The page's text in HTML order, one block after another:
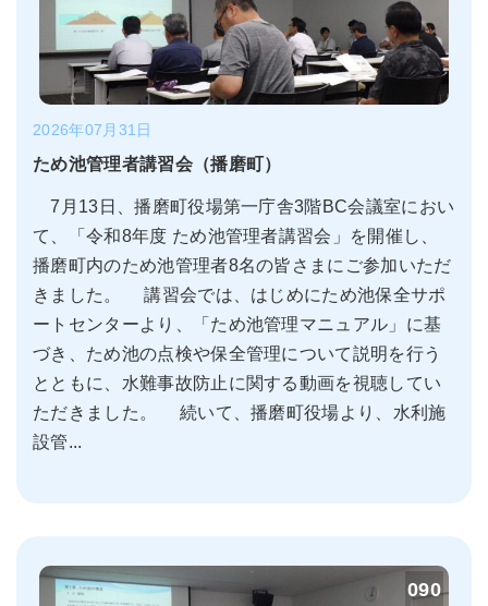
2026年07月31日
ため池管理者講習会（播磨町）
7月13日、播磨町役場第一庁舎3階BC会議室におい
て、「令和8年度 ため池管理者講習会」を開催し、
播磨町内のため池管理者8名の皆さまにご参加いただ
きました。 講習会では、はじめにため池保全サポ
ートセンターより、「ため池管理マニュアル」に基
づき、ため池の点検や保全管理について説明を行う
とともに、水難事故防止に関する動画を視聴してい
ただきました。 続いて、播磨町役場より、水利施
設管...
090